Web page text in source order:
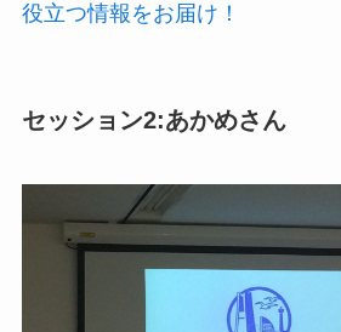
役立つ情報をお届け！
セッション2:あかめさん